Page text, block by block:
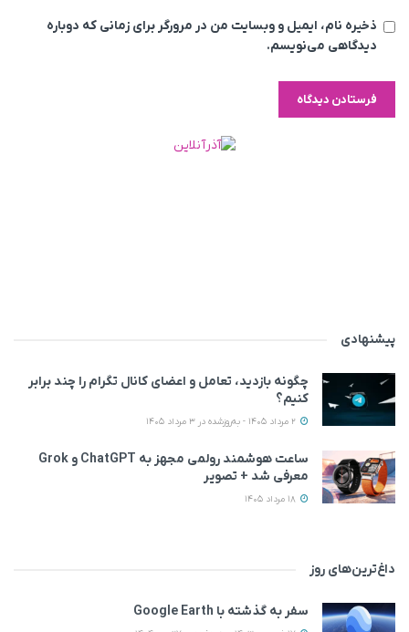
ذخیره نام، ایمیل و وبسایت من در مرورگر برای زمانی که دوباره
دیدگاهی می‌نویسم.
پیشنهادی
چگونه بازدید، تعامل و اعضای کانال تگرام را چند برابر
کنیم؟
ساعت هوشمند رولمی مجهز به ChatGPT و Grok
معرفی شد + تصویر
داغ‌ترین‌های روز
سفر به گذشته با Google Earth